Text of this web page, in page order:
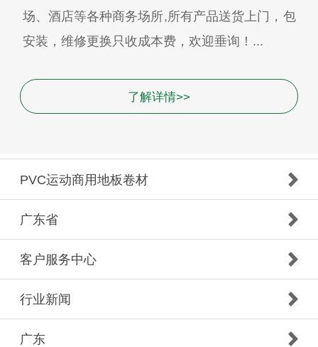
场、酒店等各种商务场所,所有产品送货上门，包
安装，维修更换只收成本费，欢迎垂询！...
了解详情>>
PVC运动商用地板卷材
广东省
客户服务中心
行业新闻
广东